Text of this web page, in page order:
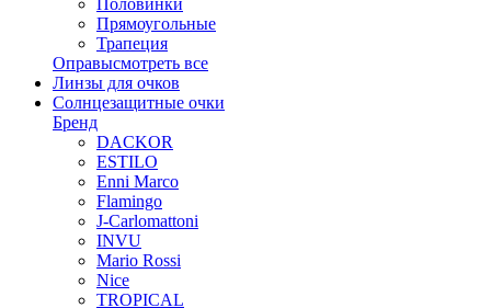
Прямоугольные
Трапеция
Оправысмотреть все
Линзы для очков
Солнцезащитные очки
Бренд
DACKOR
ESTILO
Enni Marco
Flamingo
J-Carlomattoni
INVU
Mario Rossi
Nice
TROPICAL